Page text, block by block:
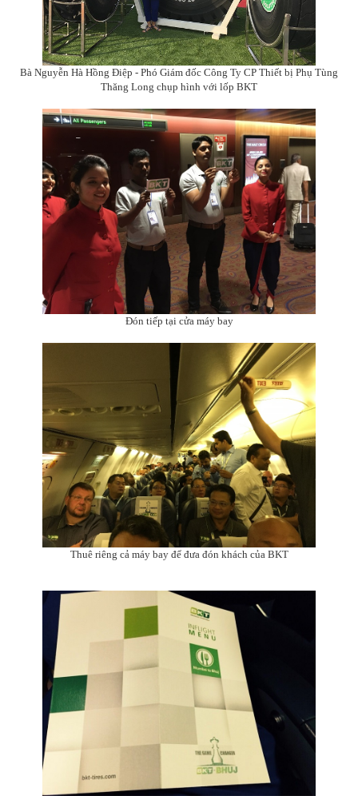
Bà Nguyễn Hà Hồng Điệp - Phó Giám đốc Công Ty CP Thiết bị Phụ Tùng
Thăng Long chụp hình với lốp BKT
Đón tiếp tại cửa máy bay
Thuê riêng cả máy bay để đưa đón khách của BKT